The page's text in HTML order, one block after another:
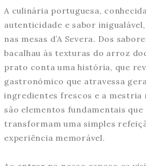
A culinária portuguesa,
autenticidade e sabor
nas mesas d’A Severa. Dos
bacalhau às texturas do arroz
prato conta uma história, que
gastronómico que atravessa
ingredientes frescos e a mestria
são elementos fundamentais que
transformam uma simples
experiência memorável.